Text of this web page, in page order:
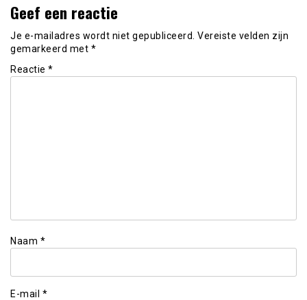
Geef een reactie
Je e-mailadres wordt niet gepubliceerd. Vereiste velden zijn
gemarkeerd met *
Reactie *
Naam *
E-mail *